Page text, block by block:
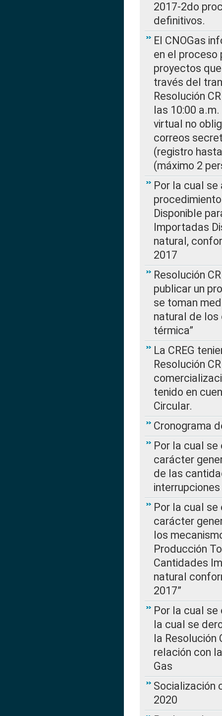
2017-2do
definitivos.
El CNOGas
en el proceso
proyectos
través del
Resolución
las 10:00
virtual no
correos
(registro
(máximo 2
Por la cual
Disponible
Importadas
natural,
2017
Resolución
publicar un
se toman
natural de los
térmica”
La CREG
Resolución
tenido en
Circular.
Cronograma
Por la cual
carácter
de las
Por la cual
carácter
los
Producción
Cantidades
natural
2017”
Por la cual
la cual se
la Resolución
relación con
Gas
Socialización
2020